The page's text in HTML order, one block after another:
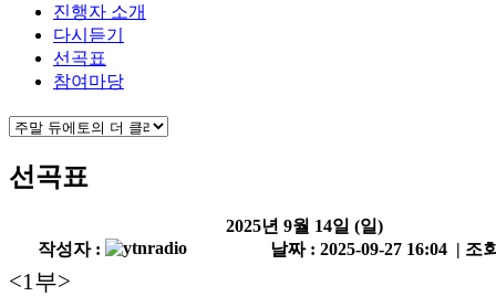
진행자 소개
다시듣기
선곡표
참여마당
선곡표
2025년 9월 14일 (일)
작성자 :
날짜 : 2025-09-27 16:04 | 조
<1부>